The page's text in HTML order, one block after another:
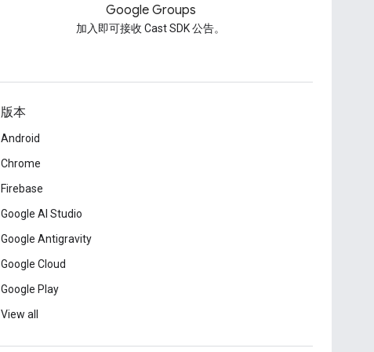
Google Groups
加入即可接收 Cast SDK 公告。
版本
Android
Chrome
Firebase
Google AI Studio
Google Antigravity
Google Cloud
Google Play
View all